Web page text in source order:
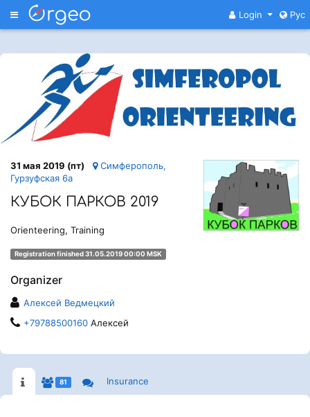
Меню Login Рус
31 мая 2019 (пт)
Симферополь,
Гурзуфская 6а
КУБОК ПАРКОВ 2019
Orienteering, Training
Registration finished 31.05.2019 00:00 MSK
Organizer
Алексей Ведмецкий
+79788500160 Алексей
81 Insurance